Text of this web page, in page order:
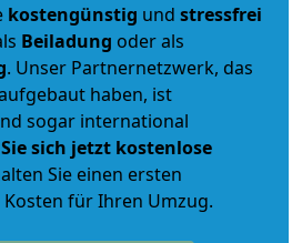
kostengünstig und stressfrei
Beiladung oder als
. Unser Partnernetzwerk, das
haben, ist
sogar international
sich jetzt kostenlose
Sie einen ersten
für Ihren Umzug.